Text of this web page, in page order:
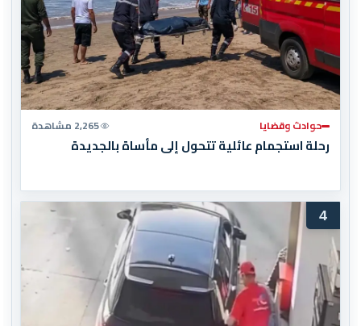
حوادث وقضايا 2,265 مشاهدة
رحلة استجمام عائلية تتحول إلى مأساة بالجديدة
4